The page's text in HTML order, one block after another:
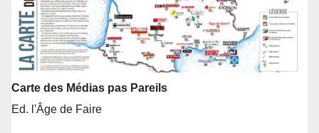
Carte des Médias pas Pareils
Ed. l'Âge de Faire